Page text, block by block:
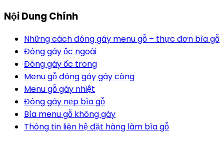
Nội Dung Chính
Những cách đóng gáy menu gỗ – thực đơn bìa gỗ
Đóng gáy ốc ngoài
Đóng gáy ốc trong
Menu gỗ đóng gáy gáy còng
Menu gỗ gáy nhiệt
Đóng gáy nẹp bìa gỗ
Bìa menu gỗ không gáy
Thông tin liên hệ đặt hàng làm bìa gỗ